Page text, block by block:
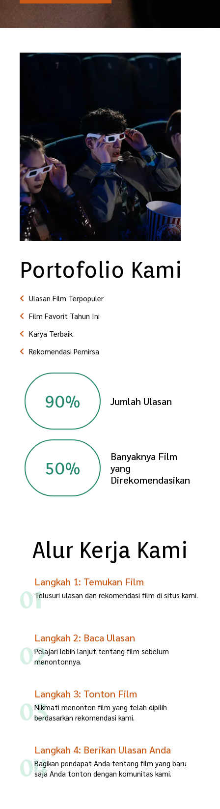
Portofolio Kami
Ulasan Film Terpopuler
Film Favorit Tahun Ini
Karya Terbaik
Rekomendasi Pemirsa
90% Jumlah Ulasan
50%
Banyaknya Film
yang
Direkomendasikan
Alur Kerja Kami
01
Langkah 1: Temukan Film
Telusuri ulasan dan rekomendasi film di situs kami.
02
Langkah 2: Baca Ulasan
Pelajari lebih lanjut tentang film sebelum
menontonnya.
03
Langkah 3: Tonton Film
Nikmati menonton film yang telah dipilih
berdasarkan rekomendasi kami.
04
Langkah 4: Berikan Ulasan Anda
Bagikan pendapat Anda tentang film yang baru
saja Anda tonton dengan komunitas kami.